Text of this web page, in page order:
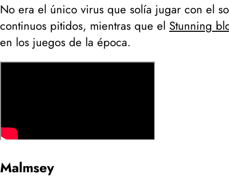
No era el único virus que solía jugar con el
continuos pitidos, mientras que el Stunning
en los juegos de la época.
Malmsey